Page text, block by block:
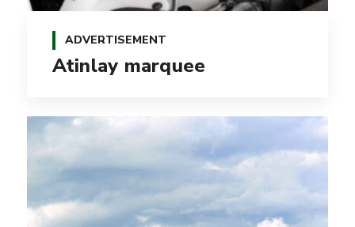
ADVERTISEMENT
Atinlay marquee